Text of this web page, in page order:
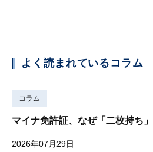
よく読まれているコラム
コラム
マイナ免許証、なぜ「二枚持ち
2026年07月29日